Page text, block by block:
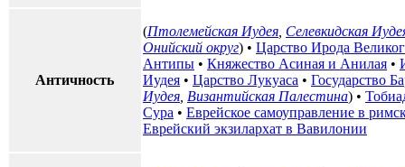
Античность
(Птолемейская Иудея Селевкидская
Онийский округ) • Царство Ирода
Антипы • Княжество Асиная и Анилая •
Иудея • Царство Лукуаса • Государство
Иудея Византийская Палестина) •
Сура • Еврейское самоуправление в
Еврейский экзилархат в Вавилонии